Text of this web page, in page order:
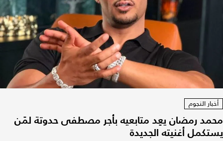
أخبار النجوم
محمد رمضان يعِد متابعيه بأجر مصطفى حدوتة لمَن
يستكمل أغنيته الجديدة